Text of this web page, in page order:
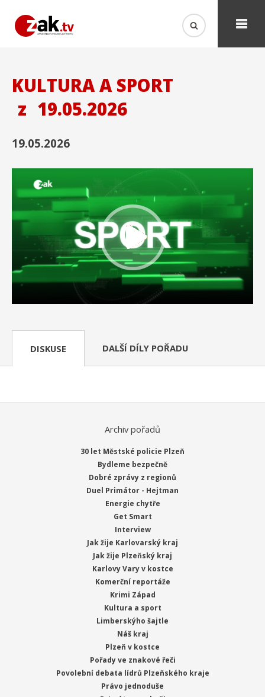
KULTURA A SPORT
z 19.05.2026
19.05.2026
DISKUSE DALŠÍ DÍLY POŘADU
Archiv pořadů
30 let Městské policie Plzeň
Bydleme bezpečně
Dobré zprávy z regionů
Duel Primátor - Hejtman
Energie chytře
Get Smart
Interview
Jak žije Karlovarský kraj
Jak žije Plzeňský kraj
Karlovy Vary v kostce
Komerční reportáže
Krimi Západ
Kultura a sport
Limberskýho šajtle
Náš kraj
Plzeň v kostce
Pořady ve znakové řeči
Povolební debata lídrů Plzeňského kraje
Právo jednoduše